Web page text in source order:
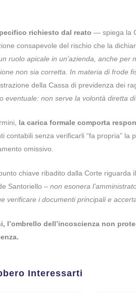
richiesto dal reato — spiega la
consapevole del rischio che la
ruolo apicale in un’azienda, anche
non sia corretta. In materia di frode
della Cassa di previdenza dei
eventuale: non serve la volontà diretta
la carica formale comporta
contabili senza verificarli “fa propria”
omissivo.
chiave ribadito dalla Corte riguarda
Santoriello – non esonera
verificare i documenti principali e
l’ombrello dell’incoscienza non
Interessarti